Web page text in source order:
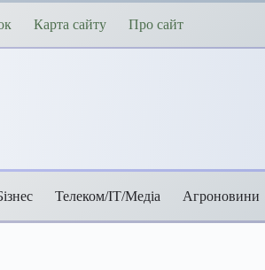
Карта сайту Про сайт
Телеком/ІТ/Медіа Агроновини